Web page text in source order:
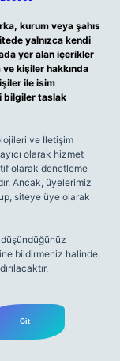
kurum veya şahıs
yalnızca kendi
yer alan içerikler
kişiler hakkında
ile isim
bilgiler taslak
ve İletişim
olarak hizmet
olarak denetleme
Ancak, üyelerimiz
siteye üye olarak
bildirmeniz halinde,